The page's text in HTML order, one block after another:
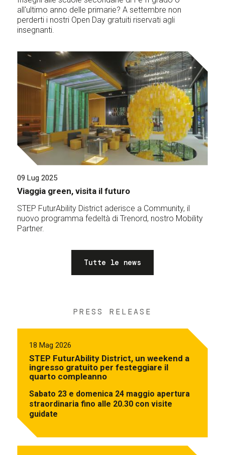
all'ultimo anno delle primarie? A settembre non
perderti i nostri Open Day gratuiti riservati agli
insegnanti.
09 Lug 2025
Viaggia green, visita il futuro
STEP FuturAbility District aderisce a Community, il
nuovo programma fedeltà di Trenord, nostro Mobility
Partner.
Tutte le news
PRESS RELEASE
18 Mag 2026
STEP FuturAbility District, un weekend a
ingresso gratuito per festeggiare il
quarto compleanno
Sabato 23 e domenica 24 maggio apertura
straordinaria fino alle 20.30 con visite
guidate